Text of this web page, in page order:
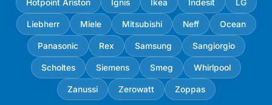
Hotpoint Ariston Ignis Ikea Indesit LG
Liebherr Miele Mitsubishi Neff Ocean
Panasonic Rex Samsung Sangiorgio
Scholtes Siemens Smeg Whirlpool
Zanussi Zerowatt Zoppas